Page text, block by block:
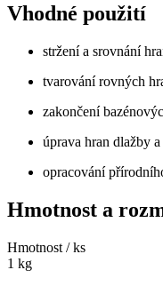
Vhodné použití
stržení a srovnání
tvarování rovných
zakončení
úprava hran dlažby
opracování
Hmotnost a
Hmotnost / ks
1 kg